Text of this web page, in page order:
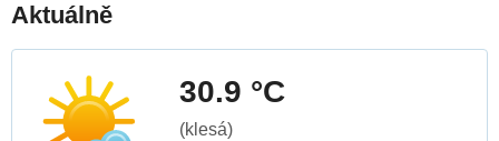
Aktuálně
30.9 °C
(klesá)